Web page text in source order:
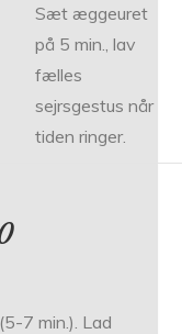
Sæt æggeuret
på 5 min., lav
fælles
sejrsgestus når
tiden ringer.
7 min.). Lad